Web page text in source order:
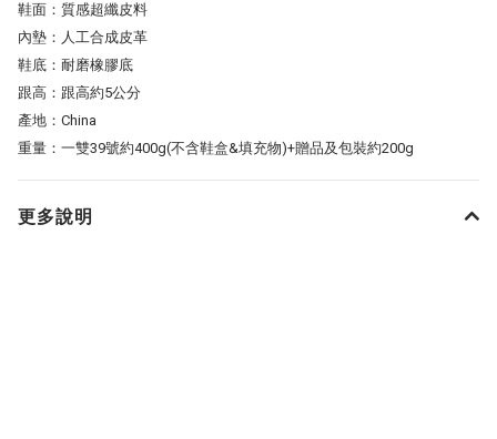
鞋面：質感超纖皮料
內墊：人工合成皮革
鞋底：耐磨橡膠底
跟高：跟高約5公分
產地：China
重量：一雙39號約400g(不含鞋盒&填充物)+贈品及包裝約200g
更多說明